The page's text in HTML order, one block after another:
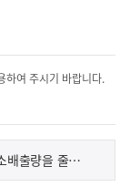
하여 주시기 바랍니다.
[오늘도 그린 하루 Ep.04] 연간 180kg의 탄소배출량을 줄이는 방법은?